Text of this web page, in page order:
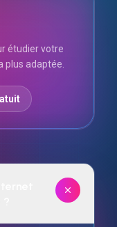
étudier votre
plus adaptée.